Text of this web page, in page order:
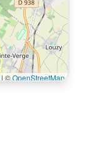
| ©OpenStreetMap